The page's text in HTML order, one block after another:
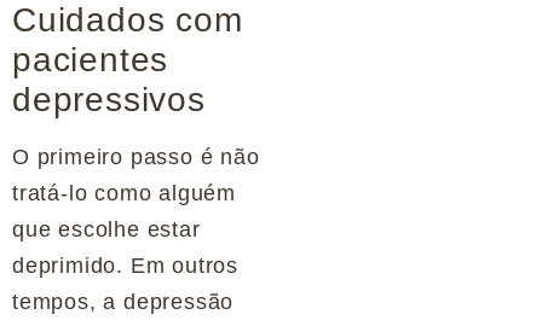
Cuidados com
pacientes
depressivos
O primeiro passo é não
tratá-lo como alguém
que escolhe estar
deprimido. Em outros
tempos, a depressão